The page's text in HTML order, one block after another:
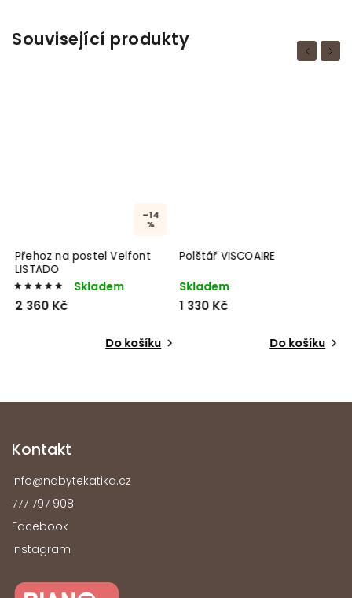
Související produkty Previous
–14
%
Přehoz na postel Velfont
LISTADO
Skladem
2 360 Kč
Do košíku
Polštář VISCOAIRE
Skladem
1 330 Kč
Do košíku
Next
Kontakt
info@nabytekatika.cz
777 797 908
Facebook
Instagram